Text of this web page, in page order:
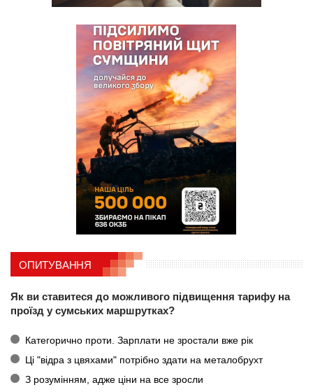
ОПИТУВАННЯ
Як ви ставитеся до можливого підвищення тарифу на
проїзд у сумських маршрутках?
Категорично проти. Зарплати не зростали вже рік
Ці "відра з цвяхами" потрібно здати на металобрухт
З розумінням, адже ціни на все зросли